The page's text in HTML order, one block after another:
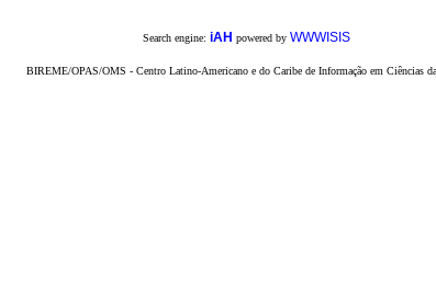
Search engine: iAH powered by WWWISIS
BIREME/OPAS/OMS - Centro Latino-Americano e do Caribe de Informação em Ciências